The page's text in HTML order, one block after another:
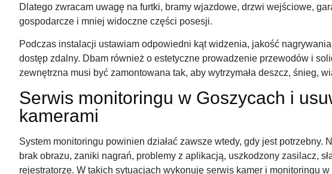
Dlatego zwracam uwagę na furtki, bramy wjazdowe, drzwi wejściowe,
gospodarcze i mniej widoczne części posesji.
Podczas instalacji ustawiam odpowiedni kąt widzenia, jakość
dostęp zdalny. Dbam również o estetyczne prowadzenie przewodów i
zewnętrzna musi być zamontowana tak, aby wytrzymała deszcz, śnieg,
Serwis monitoringu w Goszycach i
kamerami
System monitoringu powinien działać zawsze wtedy, gdy jest potrzebny.
brak obrazu, zaniki nagrań, problemy z aplikacją, uszkodzony zasilacz,
rejestratorze. W takich sytuacjach wykonuję serwis kamer i monitoringu w